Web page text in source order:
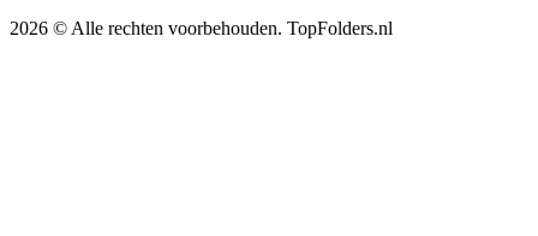
2026 © Alle rechten voorbehouden. TopFolders.nl